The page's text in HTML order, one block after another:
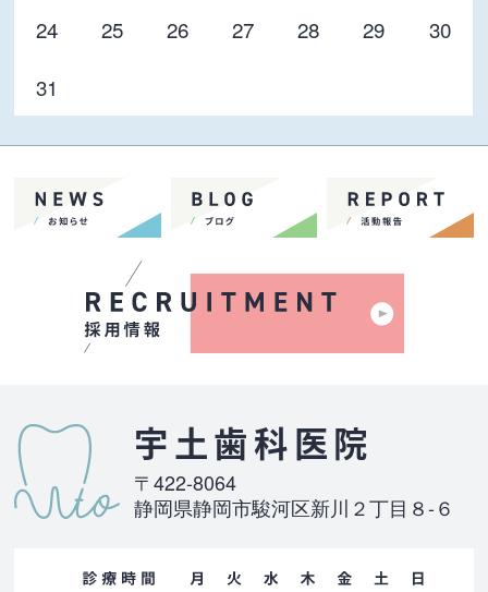
24
25 26 27 28 29
30
31
宇土歯科医院
〒422-8064
静岡県静岡市駿河区新川２丁目８-６